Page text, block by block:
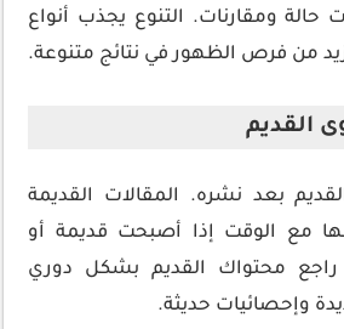
حالة ومقارنات. التنوع يجذب أنواع
من فرص الظهور في نتائج متنوعة.
القديم
بعد نشره. المقالات القديمة
مع الوقت إذا أصبحت قديمة أو
راجع محتواك القديم بشكل دوري
وإحصائيات حديثة.